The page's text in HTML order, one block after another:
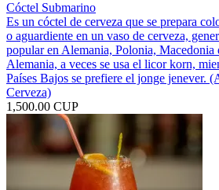
Cóctel Submarino
Es un cóctel de cerveza que se prepara
o aguardiente en un vaso de cerveza,
popular en Alemania, Polonia, Macedonia
Alemania, a veces se usa el licor korn,
Países Bajos se prefiere el jonge jenever.
Cerveza)
1,500.00 CUP